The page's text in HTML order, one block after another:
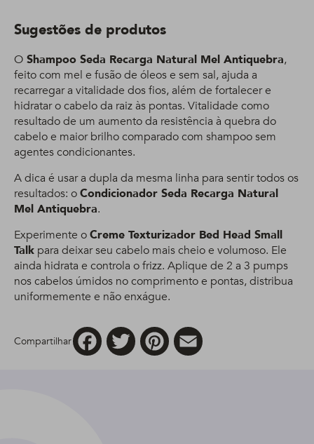
Sugestões de produtos
O Shampoo Seda Recarga Natural Mel Antiquebra,
feito com mel e fusão de óleos e sem sal, ajuda a
recarregar a vitalidade dos fios, além de fortalecer e
hidratar o cabelo da raiz às pontas. Vitalidade como
resultado de um aumento da resistência à quebra do
cabelo e maior brilho comparado com shampoo sem
agentes condicionantes.
A dica é usar a dupla da mesma linha para sentir todos os
resultados: oCondicionador Seda Recarga Natural
Mel Antiquebra.
Experimente oCreme Texturizador Bed Head Small
Talk para deixar seu cabelo mais cheio e volumoso. Ele
ainda hidrata e controla o frizz. Aplique de 2 a 3 pumps
nos cabelos úmidos no comprimento e pontas, distribua
uniformemente e não enxágue.
Compartilhar
FacebookTwitter Pinterest